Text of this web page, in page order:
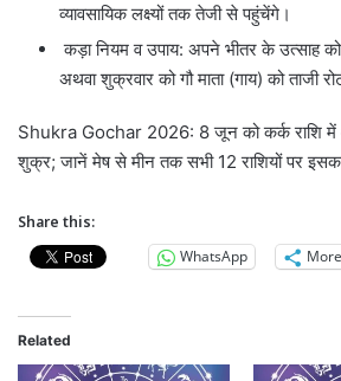
व्यावसायिक लक्ष्यों तक तेजी से पहुंचेंगे।
कड़ा नियम व उपाय: अपने भीतर के उत्साह
अथवा शुक्रवार को गौ माता (गाय) को ताजी
Shukra Gochar 2026: 8 जून को कर्क राशि
शुक्र; जानें मेष से मीन तक सभी 12 राशियों पर
Share this:
WhatsApp
More
Related